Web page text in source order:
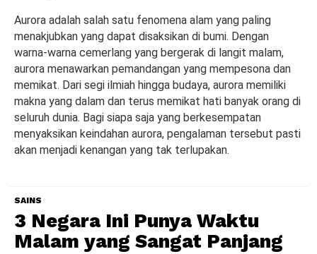
Aurora adalah salah satu fenomena alam yang paling
menakjubkan yang dapat disaksikan di bumi. Dengan
warna-warna cemerlang yang bergerak di langit malam,
aurora menawarkan pemandangan yang mempesona dan
memikat. Dari segi ilmiah hingga budaya, aurora memiliki
makna yang dalam dan terus memikat hati banyak orang di
seluruh dunia. Bagi siapa saja yang berkesempatan
menyaksikan keindahan aurora, pengalaman tersebut pasti
akan menjadi kenangan yang tak terlupakan.
SAINS
3 Negara Ini Punya Waktu
Malam yang Sangat Panjang